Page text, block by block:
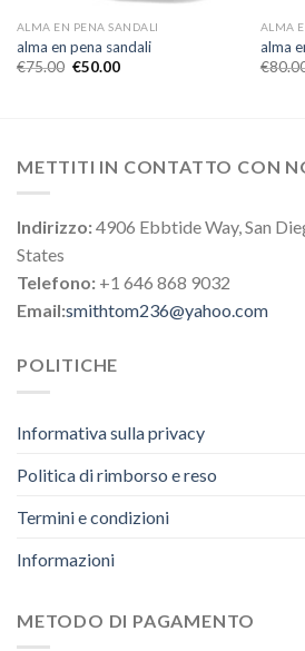
ALMA EN PENA SANDALI
alma en pena sandali
€75.00 €50.00
ALMA
alma
€
METTITI IN CONTATTO CON
Indirizzo:4906 Ebbtide Way, San
States
Telefono: +1 646 868 9032
Email:smithtom236@yahoo.com
POLITICHE
Informativa sulla privacy
Politica di rimborso e reso
Termini e condizioni
Informazioni
METODO DI PAGAMENTO